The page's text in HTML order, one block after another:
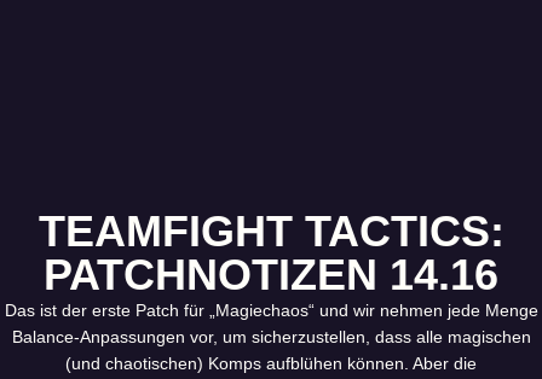
TEAMFIGHT TACTICS:
PATCHNOTIZEN 14.16
Das ist der erste Patch für „Magiechaos“ und wir nehmen jede Menge
Balance-Anpassungen vor, um sicherzustellen, dass alle magischen
(und chaotischen) Komps aufblühen können. Aber die